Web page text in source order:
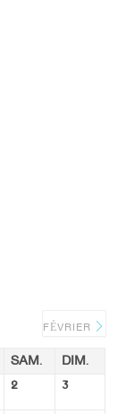
FÉVRIER
SAM. DIM.
2
3